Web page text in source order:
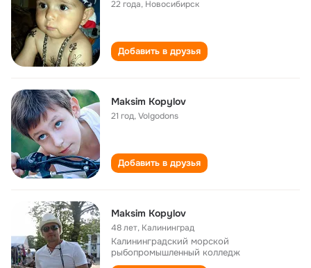
22 года, Новосибирск
Добавить в друзья
Maksim Kopylov
21 год,Volgodons
Добавить в друзья
Maksim Kopylov
48 лет, Калининград
Калининградский морской
рыбопромышленный колледж